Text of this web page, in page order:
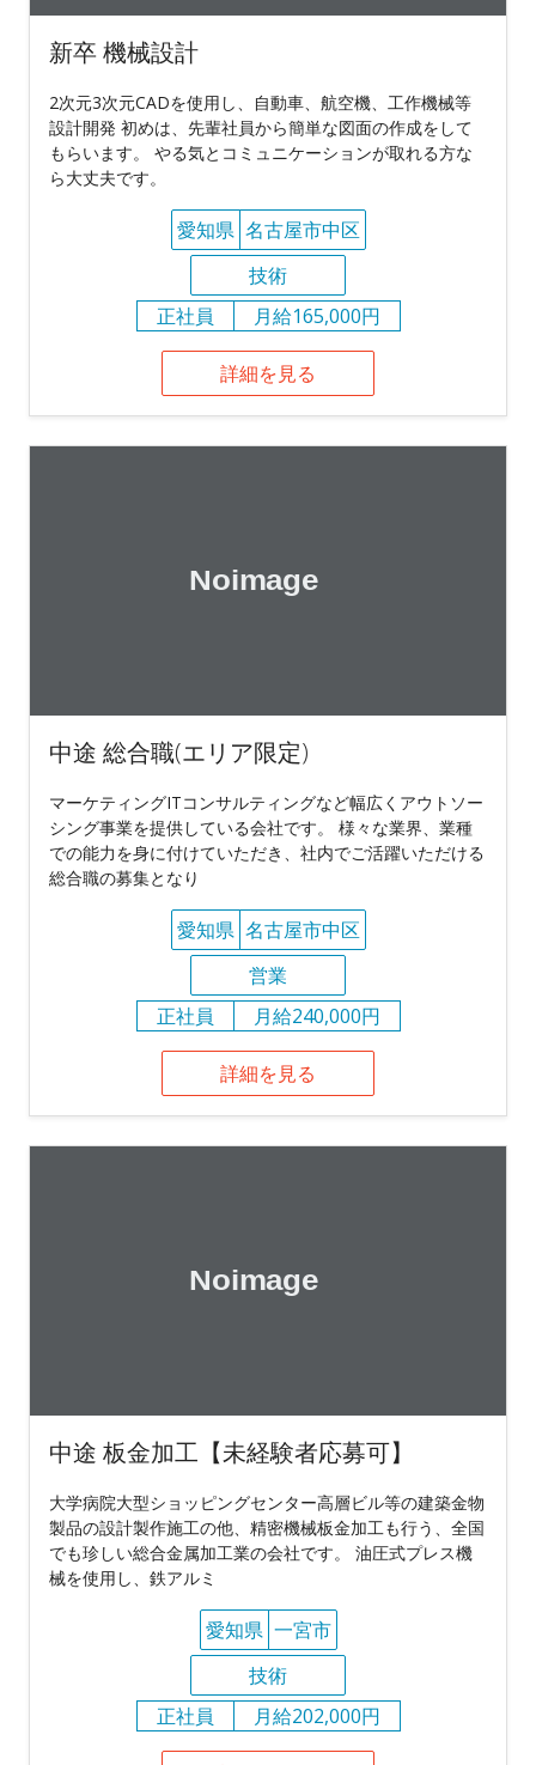
新卒 機械設計
2次元3次元CADを使用し、自動車、航空機、工作機械等
設計開発 初めは、先輩社員から簡単な図面の作成をして
もらいます。 やる気とコミュニケーションが取れる方な
ら大丈夫です。
愛知県 名古屋市中区
技術
正社員
月給165,000円
詳細を見る
中途 総合職(エリア限定)
マーケティングITコンサルティングなど幅広くアウトソー
シング事業を提供している会社です。 様々な業界、業種
での能力を身に付けていただき、社内でご活躍いただける
総合職の募集となり
愛知県 名古屋市中区
営業
正社員
月給240,000円
詳細を見る
中途 板金加工【未経験者応募可】
大学病院大型ショッピングセンター高層ビル等の建築金物
製品の設計製作施工の他、精密機械板金加工も行う、全国
でも珍しい総合金属加工業の会社です。 油圧式プレス機
械を使用し、鉄アルミ
愛知県 一宮市
技術
正社員
月給202,000円